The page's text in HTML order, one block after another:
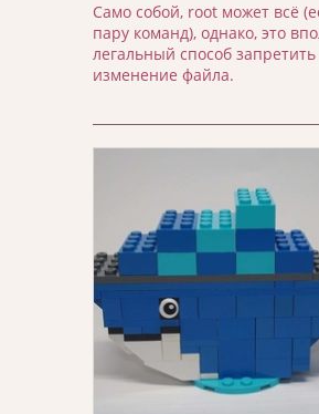
Само собой, root может всё
пару команд), однако, это
легальный способ запретить
изменение файла.